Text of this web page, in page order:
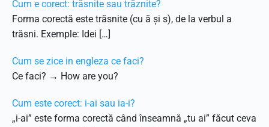
Cum e corect: trăsnite sau trăznite?
Forma corectă este trăsnite (cu ă și s), de la verbul a
trăsni. Exemple: Idei […]
Cum se zice in engleza ce faci?
Ce faci? → How are you?
Cum este corect: i-ai sau ia-i?
„i-ai” este forma corectă când înseamnă „tu ai” făcut ceva